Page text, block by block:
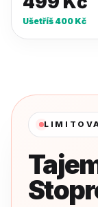
Ušetříš 400 Kč